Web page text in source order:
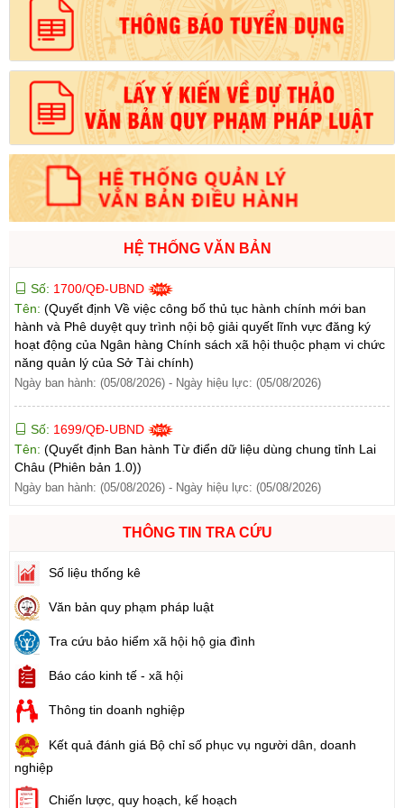
HỆ THỐNG VĂN BẢN
Tên:
(Quyết định Về việc công bố thủ tục hành chính được sửa
đổi, bổ sung và phê duyệt Quy trình nội bộ giải quyết trong lĩnh
vực thành lập và hoạt động của hộ kinh doanh thuộc phạm vi
chức năng quản lý của Sở Tài chính)
Ngày ban hành: (05/08/2026) -Ngày hiệu lực: (05/08/2026)
Số:1705/QĐ-UBND
Tên:(Quyết định Về việc công bố thủ tục hành chính sửa đổi, bổ
sung và phê duyệt Quy trình nội bộ giải quyết thủ tục hành chính
trong lĩnh vực đấu thầu lựa chọn nhà đầu tư thuộc phạm vi chức
năng quản lý của Sở Tài chính)
Ngày ban hành: (05/08/2026) -Ngày hiệu lực: (05/08/2026)
Tên:(Quyết định Về việc công bố thủ tục hành chính mới ban
hành và Phê duyệt quy trình nội bộ giải quyết lĩnh vực đăng ký
hoạt động của Ngân hàng Chính sách xã hội thuộc phạm vi chức
năng quản lý của Sở Tài chính)
Ngày ban hành: (05/08/2026) -Ngày hiệu lực: (05/08/2026)
Số:1699/QĐ-UBND
Tên:(Quyết định Ban hành Từ điển dữ liệu dùng chung tỉnh Lai
Châu (Phiên bản 1.0))
Ngày ban hành: (05/08/2026)
(Quyết định Về việc công bố thủ tục hành chính được sửa
hành chính lĩnh vực thành lập và hoạt động của tổ hợp tác không
đăng ký thuộc phạm vi chức năng quản lý của Sở Tài chính)
Ngày ban hành: (05/08/2026) -Ngày hiệu lực: (05/08/2026)
Số:
Tên:
(Công văn V/v triển khai thực hiện Nghị định số
303/2026/NĐ-CP ngày 01/8/2026 của Chính phủ sửa đổi, bổ
sung một số điều của Nghị định số 32/2024/NĐ-CP ngày
15/3/2024 của Chính phủ về quản lý, phát triển cụm công nghiệp)
Ngày ban hành: (06/08/2026)
Số:
1701/QĐ-UBND
THÔNG TIN TRA CỨU
Số liệu thống kê
Văn bản quy phạm pháp luật
Tra cứu bảo hiểm xã hội hộ gia đình
Báo cáo kinh tế - xã hội
Thông tin doanh nghiệp
Kết quả đánh giá Bộ chỉ số phục vụ người dân, doanh
nghiệp
Chiến lược, quy hoạch, kế hoạch